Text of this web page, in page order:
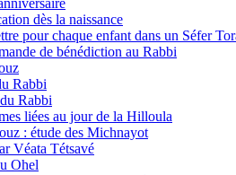
dès la naissance
pour chaque enfant dans un Séfer
de bénédiction au Rabbi
Rabbi
Rabbi
liées au jour de la Hilloula
: étude des Michnayot
Véata Tétsavé
Ohel